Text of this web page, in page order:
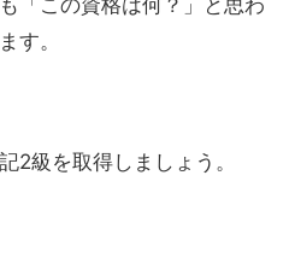
「この資格は何？」と思わ
す。
2級を取得しましょう。